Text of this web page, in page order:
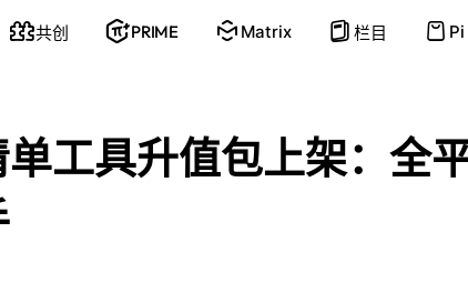
共创 PRIME Matrix 栏目
工具升值包上架：全